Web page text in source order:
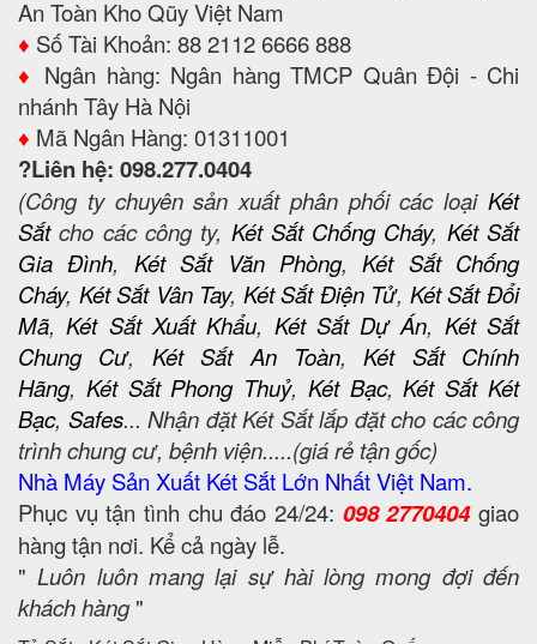
An Toàn Kho Qũy Việt Nam
♦️ Số Tài Khoản: 88 2112 6666 888
♦️ Ngân hàng: Ngân hàng TMCP Quân Đội - Chi
nhánh Tây Hà Nội
♦️ Mã Ngân Hàng: 01311001
?Liên hệ: 098.277.0404
(Công ty chuyên sản xuất phân phối các loại Két
Sắtcho các công ty, Két Sắt Chống Cháy, Két Sắt
Gia Đình, Két Sắt Văn Phòng,Két Sắt Chống
Cháy, Két Sắt Vân Tay, Két Sắt Điện Tử, Két Sắt Đổi
Mã,Két Sắt Xuất Khẩu, Két Sắt Dự Án, Két Sắt
Chung Cư, Két Sắt An Toàn,Két Sắt Chính
Hãng, Két Sắt Phong Thuỷ, Két Bạc,Két Sắt Két
Bạc, Safes... Nhận đặt Két Sắt lắp đặt cho các công
trình chung cư, bệnh viện.....(giá rẻ tận gốc)
Nhà Máy Sản Xuất Két Sắt Lớn Nhất Việt Nam.
Phục vụ tận tình chu đáo 24/24: 098 2770404giao
hàng tận nơi. Kể cả ngày lễ.
"Luôn luôn mang lại sự hài lòng mong đợi đến
khách hàng"